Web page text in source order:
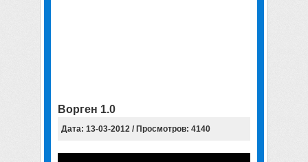
Ворген 1.0
Дата: 13-03-2012 / Просмотров: 4140